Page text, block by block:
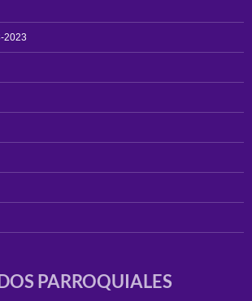
2023
PARROQUIALES